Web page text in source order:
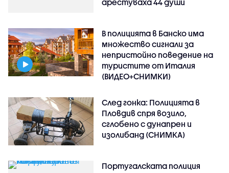
арестуваха 44 души
В полицията в Банско има
множество сигнали за
непристойно поведение на
туристите от Италия
(ВИДЕО+СНИМКИ)
След гонка: Полицията в
Пловдив спря возило,
сглобено с дунапрен и
изолибанд (СНИМКА)
Португалската полиция